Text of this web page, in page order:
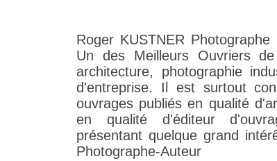
Roger KUSTNER
Un des Meilleurs Ouvriers
architecture, photographie
d'entreprise. Il est surtout
ouvrages publiés en qualité
en qualité d'éditeur
présentant quelque grand
Photographe-Auteur